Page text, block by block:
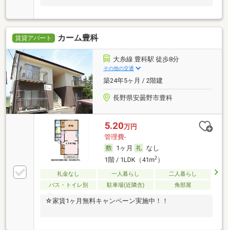
賃貸アパート カーム豊科
大糸線 豊科駅 徒歩8分
その他の交通
築24年5ヶ月 / 2階建
長野県安曇野市豊科
5.20万円
管理費-
1ヶ月
なし
1階 / 1LDK（41m2）
礼金なし 一人暮らし
二人暮らし
バス・トイレ別
駐車場(近隣含) 角部屋
☆家賃1ヶ月無料キャンペーン実施中！！